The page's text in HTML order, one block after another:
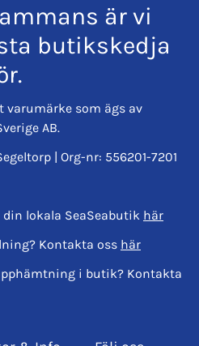
är vi
butikskedja
varumärke som ägs av
AB.
| Org-nr: 556201-7201
lokala SeaSeabutik här
Kontakta oss här
i butik? Kontakta